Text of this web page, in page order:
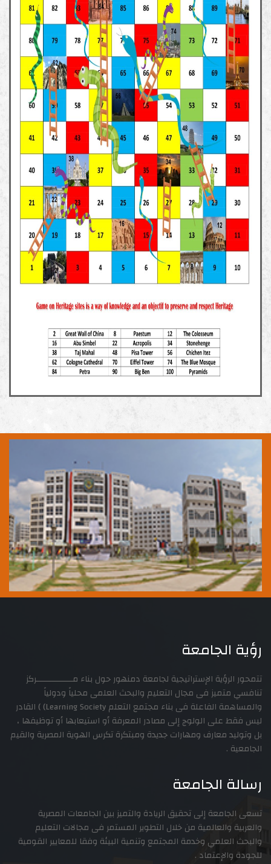
الإستراتيجية لجامعة دمنهور حول بناء مـــــــــــــــركز
فى مجال التعليم والبحث العلمى محلياً ودولياً
والمساهمة الفاعلة فى بناء مجتمع التعلم Learning Society) ) القادر
الولوج إلى مصادر المعرفة أو استيعابها أو توظيفها ،
معارف ومهارات جديدة ومبتكرة تكرس الهوية المصرية والقيم
الجامعة
إلى تحقيق الريادة والتميز بين الجامعات المصرية
من خلال التطوير المستمر فى مجالات التعليم
وخدمة المجتمع وتنمية البيئة وفقا للمعايير القومية
.